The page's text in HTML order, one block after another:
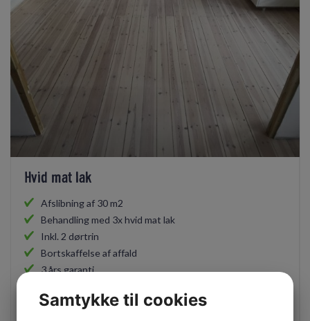
Hvid mat lak
Afslibning af 30 m2
Behandling med 3x hvid mat lak
Inkl. 2 dørtrin
Bortskaffelse af affald
3 års garanti
fra 4.500,-
Samtykke til cookies